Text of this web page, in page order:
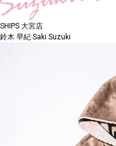
SHIPS 大宮店
鈴木 早紀 Saki Suzuki